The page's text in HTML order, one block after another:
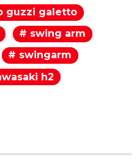
guzzi galetto
# swing arm
# swingarm
h2